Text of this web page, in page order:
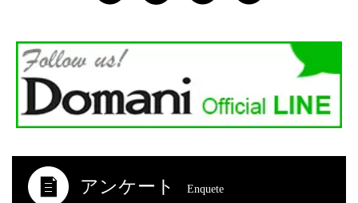
アンケート Enquete